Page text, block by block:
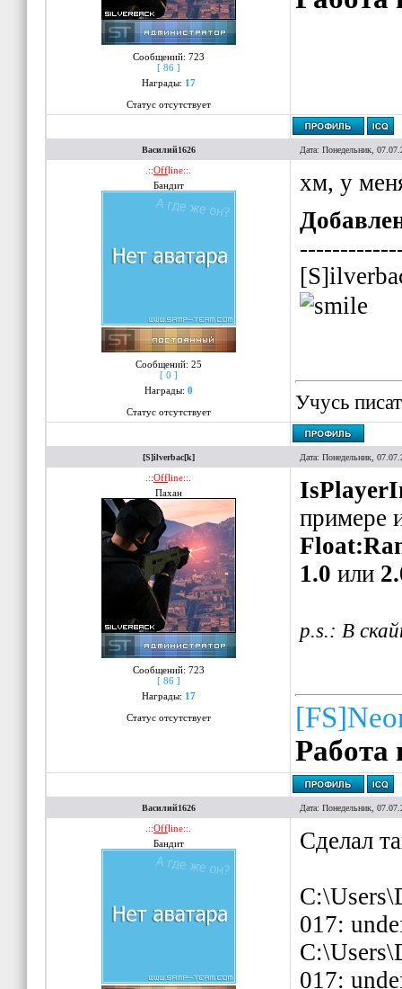
Сообщений: 723
[ 86 ]
Награды: 17
Статус отсутствует
Василий1626 Дата: Понедельник,
.::Offline::.
Бандит
Сообщений: 25
[ 0 ]
Награды: 0
Статус отсутствует
хм, у
Учусь
[S]ilverbac[k] Дата: Понедельник,
.::Offline::.
Пахан
Сообщений: 723
[ 86 ]
Награды: 17
Статус отсутствует
примере
1.0 или
p.s.: В
Работа
Василий1626 Дата: Понедельник,
.::Offline::.
Бандит
Сделал
017:
017: